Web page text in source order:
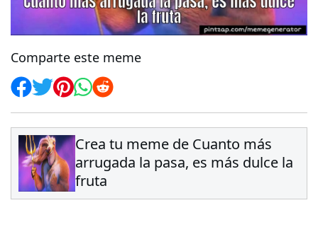
Comparte este meme
Crea tu meme de Cuanto más
arrugada la pasa, es más dulce la
fruta